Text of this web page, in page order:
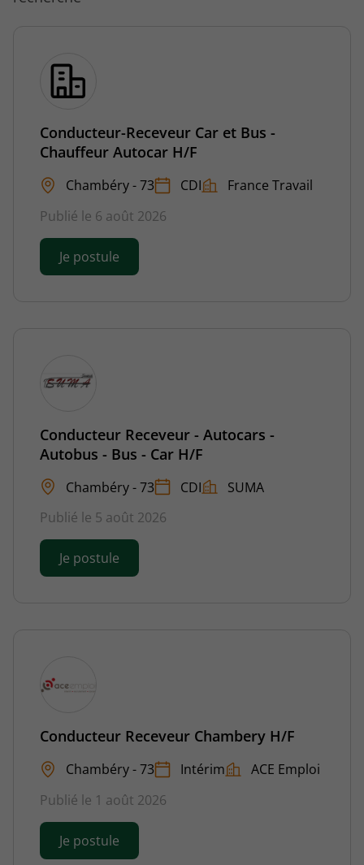
Conducteur-Receveur Car et Bus -
Chauffeur Autocar H/F
Chambéry - 73 CDI
France Travail
Publié le 6 août 2026
Je postule
Conducteur Receveur - Autocars -
Autobus - Bus - Car H/F
Chambéry - 73 CDI
SUMA
Publié le 5 août 2026
Je postule
Conducteur Receveur Chambery H/F
Chambéry - 73 Intérim
ACE Emploi
Publié le 1 août 2026
Je postule